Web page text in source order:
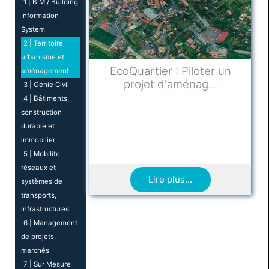
Information
System
2 | Territoire,
urbanisme et
aménagement
3 | Génie Civil
4 | Bâtiments,
construction
durable et
immobilier
5 | Mobilité,
réseaux et
systèmes de
transports,
infrastructures
6 | Management
de projets,
marchés
7 | Sur Mesure
EcoQuartier : Piloter un
projet d'aménag...
Lire plus...